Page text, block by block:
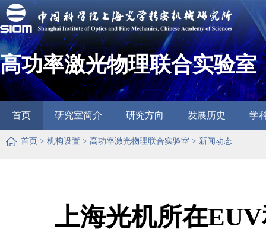
高功率激光物理联合实验室
首页 研究室简介 研究方向 发展历史 学
首页 > 机构设置 > 高功率激光物理联合实验室 > 新闻动态
上海光机所在